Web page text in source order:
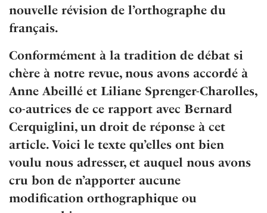
nouvelle révision de l’orthographe du
français.
Conformément à la tradition de débat si
chère à notre revue, nous avons accordé à
Anne Abeillé et Liliane Sprenger-Charolles,
co-autrices de ce rapport avec Bernard
Cerquiglini, un droit de réponse à cet
article. Voici le texte qu’elles ont bien
voulu nous adresser, et auquel nous avons
cru bon de n’apporter aucune
modification orthographique ou